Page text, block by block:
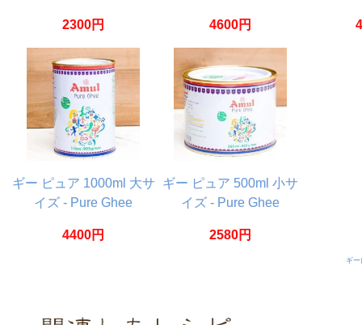
ラスフェッドバター使用
自然豊かな富良野で放牧
酪農
2300円
Cow Ghee
4600円
ギー ピュア 1000ml 大サ
イズ - Pure Ghee
4400円
ギー ピュア 500ml 小サ
イズ - Pure Ghee
2580円
ギ